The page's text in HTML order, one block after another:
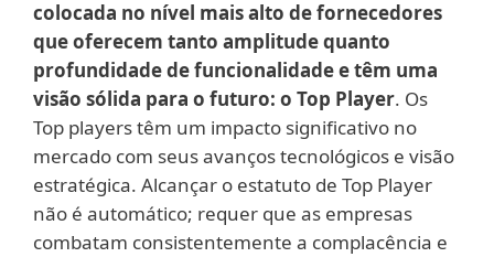
colocada no nível mais alto de fornecedores
que oferecem tanto amplitude quanto
profundidade de funcionalidade e têm uma
visão sólida para o futuro: o Top Player. Os
Top players têm um impacto significativo no
mercado com seus avanços tecnológicos e visão
estratégica. Alcançar o estatuto de Top Player
não é automático; requer que as empresas
combatam consistentemente a complacência e